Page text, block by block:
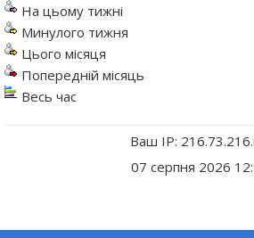
На цьому тижні
Минулого тижня
Цього місяця
Попередній місяць
Весь час
Ваш IP:
07 серпня 2026